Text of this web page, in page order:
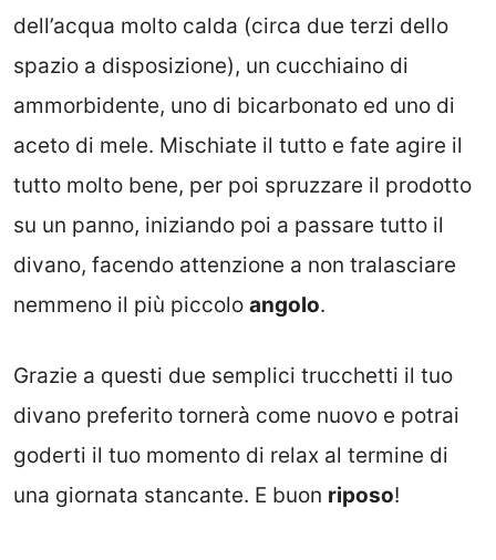
dell’acqua molto calda (circa due terzi dello
spazio a disposizione), un cucchiaino di
ammorbidente, uno di bicarbonato ed uno di
aceto di mele. Mischiate il tutto e fate agire il
tutto molto bene, per poi spruzzare il prodotto
su un panno, iniziando poi a passare tutto il
divano, facendo attenzione a non tralasciare
nemmeno il più piccolo angolo.
Grazie a questi due semplici trucchetti il tuo
divano preferito tornerà come nuovo e potrai
goderti il tuo momento di relax al termine di
una giornata stancante. E buon riposo!